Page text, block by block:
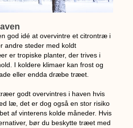
god idé at overvintre et citrontræ i
andre steder med koldt
er tropiske planter, der trives i
I koldere klimaer kan frost og
eller endda dræbe træet.
godt overvintres i haven hvis
læ, det er dog også en stor risiko
af vinterens kolde måneder. Hvis
bør du beskytte træet med